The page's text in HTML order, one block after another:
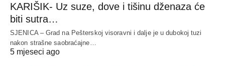
KARIŠIK- Uz suze, dove i tišinu dženaza će
biti sutra…
SJENICA – Grad na Pešterskoj visoravni i dalje je u dubokoj tuzi
nakon strašne saobraćajne…
5 mjeseci ago